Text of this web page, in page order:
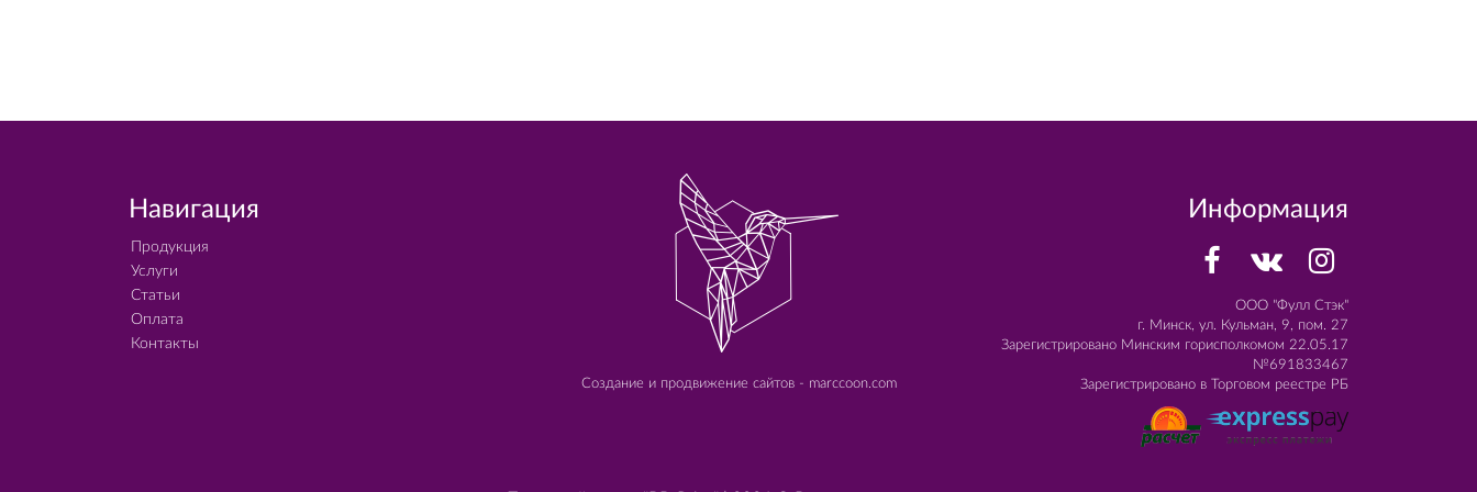
Навигация
Продукция
Услуги
Статьи
Оплата
Контакты
Создание и продвижение сайтов - marccoon.com
Информация
ООО "Фулл Стэк"
г. Минск, ул. Кульман, 9, пом. 27
Зарегистрировано Минским горисполкомом 22.05.17
№691833467
Зарегистрировано в Торговом реестре РБ